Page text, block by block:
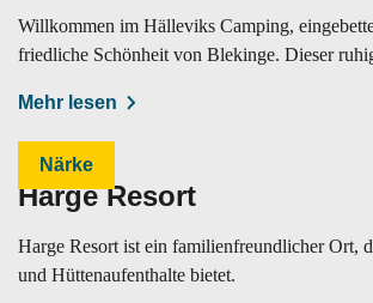
Willkommen im Hälleviks Camping,
friedliche Schönheit von Blekinge. Dieser
Mehr lesen
Närke
Harge Resort
Harge Resort ist ein familienfreundlicher Ort,
und Hüttenaufenthalte bietet.